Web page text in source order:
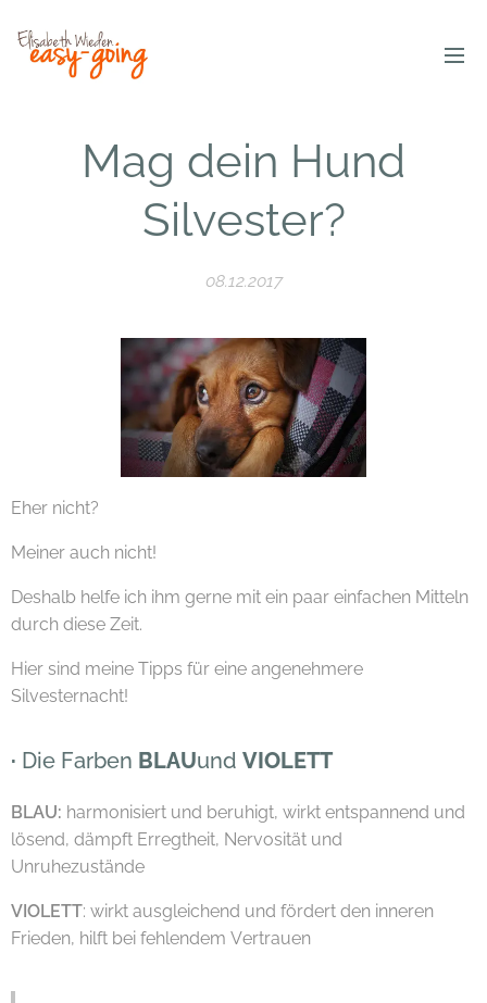
Mag dein Hund
Silvester?
08.12.2017
Eher nicht?
Meiner auch nicht! 😑
Deshalb helfe ich ihm gerne mit ein paar einfachen Mitteln
durch diese Zeit.
Hier sind meine Tipps für eine angenehmere
Silvesternacht! 🙂 🙃
· Die Farben BLAUund VIOLETT
BLAU: harmonisiert und beruhigt, wirkt entspannend und
lösend, dämpft Erregtheit, Nervosität und
Unruhezustände
VIOLETT: wirkt ausgleichend und fördert den inneren
Frieden, hilft bei fehlendem Vertrauen